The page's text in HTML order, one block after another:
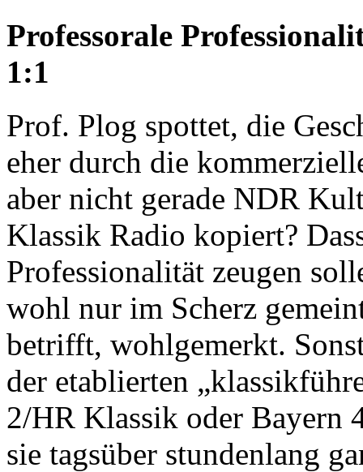
Professorale
1:1
Prof. Plog spottet, die
eher durch die
aber nicht gerade NDR
Klassik Radio kopiert?
Professionalität zeugen
wohl nur im Scherz
betrifft, wohlgemerkt.
der etablierten
2/HR Klassik oder Bayern
sie tagsüber stundenlang